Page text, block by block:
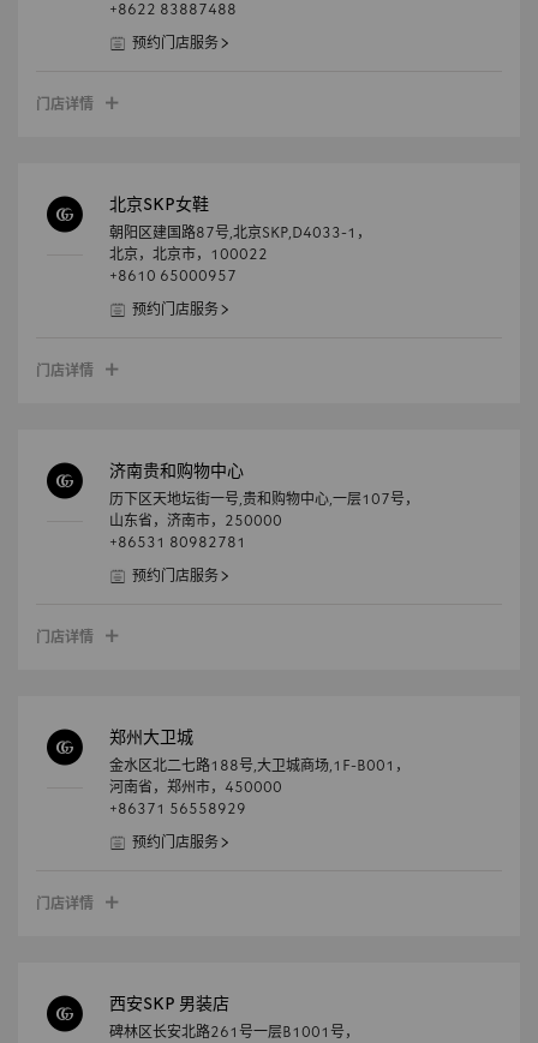
+8622 83887488
预约门店服务
门店详情
北京SKP女鞋
朝阳区建国路87号,北京SKP,D4033-1，
北京， 北京市， 100022
+8610 65000957
预约门店服务
门店详情
济南贵和购物中心
历下区天地坛街一号,贵和购物中心,一层107号，
山东省， 济南市， 250000
+86531 80982781
预约门店服务
门店详情
郑州大卫城
金水区北二七路188号,大卫城商场,1F-B001，
河南省， 郑州市， 450000
+86371 56558929
预约门店服务
门店详情
西安SKP 男装店
碑林区长安北路261号一层B1001号，